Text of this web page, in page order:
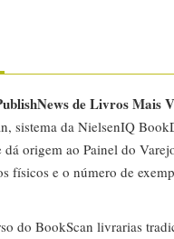
de Livros Mais
sistema da NielsenIQ
origem ao Painel do
físicos e o número de
do BookScan livrarias